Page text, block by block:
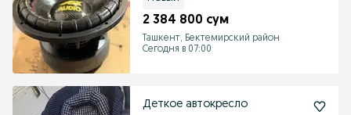
2 384 800 сум
Ташкент, Бектемирский район
Сегодня в 07:00
Деткое автокресло